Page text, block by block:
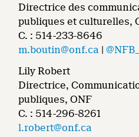
Directrice des
publiques et culturelles,
C. : 514-233-8646
m.boutin@onf.ca |
Lily Robert
Directrice,
publiques, ONF
C. : 514-296-8261
l.robert@onf.ca